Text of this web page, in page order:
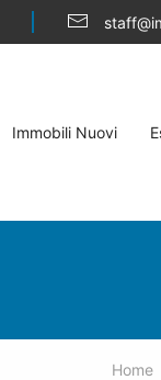
Immobili Nuovi
Home